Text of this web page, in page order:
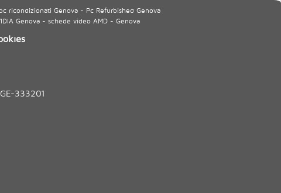
ricondizionati Genova - Pc Refurbished Genova
Genova - schede video AMD - Genova
333201